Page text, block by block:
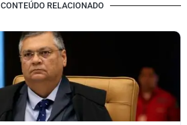
CONTEÚDO RELACIONADO